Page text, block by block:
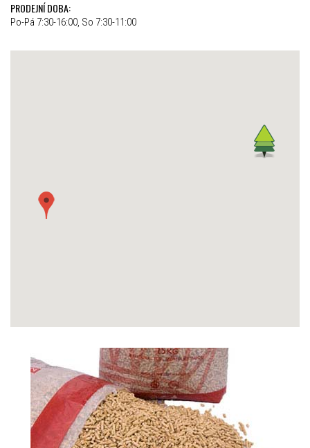
PRODEJNÍ DOBA:
Po-Pá 7:30-16:00, So 7:30-11:00